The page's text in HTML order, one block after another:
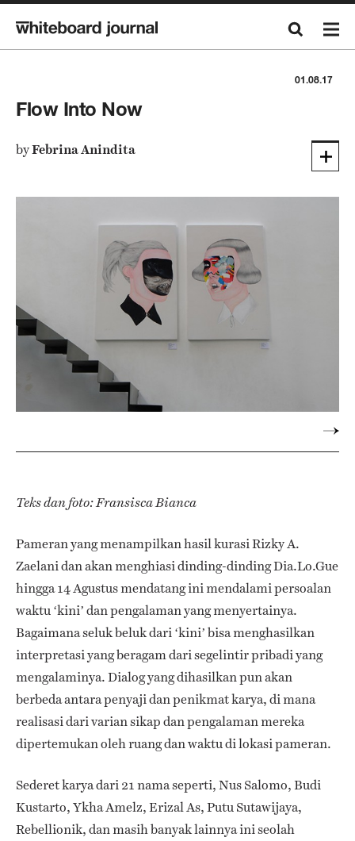
01.08.17
Flow Into Now
byFebrina Anindita
Teks dan foto: Fransisca Bianca
Pameran yang menampilkan hasil kurasi Rizky A.
Zaelani dan akan menghiasi dinding-dinding Dia.Lo.Gue
hingga 14 Agustus mendatang ini mendalami persoalan
waktu ‘kini’ dan pengalaman yang menyertainya.
Bagaimana seluk beluk dari ‘kini’ bisa menghasilkan
interpretasi yang beragam dari segelintir pribadi yang
mengalaminya. Dialog yang dihasilkan pun akan
berbeda antara penyaji dan penikmat karya, di mana
realisasi dari varian sikap dan pengalaman mereka
dipertemukan oleh ruang dan waktu di lokasi pameran.
Sederet karya dari 21 nama seperti, Nus Salomo, Budi
Kustarto, Ykha Amelz, Erizal As, Putu Sutawijaya,
Rebellionik, dan masih banyak lainnya ini seolah